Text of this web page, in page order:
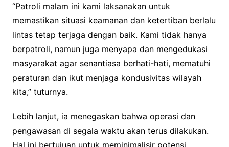
“Patroli malam ini kami laksanakan untuk
memastikan situasi keamanan dan ketertiban berlalu
lintas tetap terjaga dengan baik. Kami tidak hanya
berpatroli, namun juga menyapa dan mengedukasi
masyarakat agar senantiasa berhati-hati, mematuhi
peraturan dan ikut menjaga kondusivitas wilayah
kita,” tuturnya.
Lebih lanjut, ia menegaskan bahwa operasi dan
pengawasan di segala waktu akan terus dilakukan.
Hal ini bertujuan untuk meminimalisir potensi